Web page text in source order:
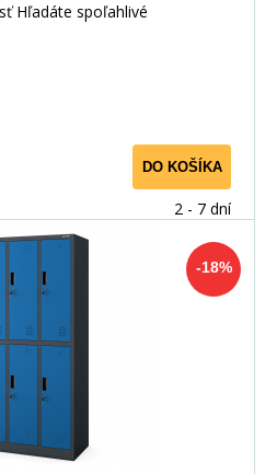
Hľadáte spoľahlivé
DO KOŠÍKA
2 - 7 dní
-18%